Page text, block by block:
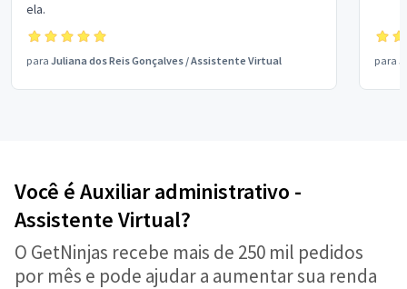
ela.
para Juliana dos Reis Gonçalves /Assistente Virtual para
Você é Auxiliar administrativo -
Assistente Virtual?
O GetNinjas recebe mais de 250 mil pedidos
por mês e pode ajudar a aumentar sua renda